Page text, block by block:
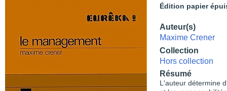
Édition papier
Auteur(s)
Maxime Crener
Collection
Hors collection
Résumé
L'auteur détermine